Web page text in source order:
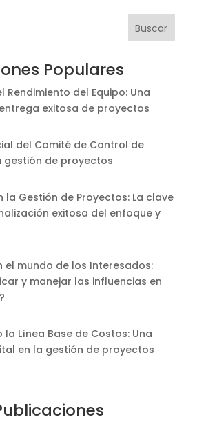
Buscar
Populares
Rendimiento del Equipo: Una
exitosa de proyectos
del Comité de Control de
gestión de proyectos
la Gestión de Proyectos: La clave
exitosa del enfoque y
el mundo de los Interesados:
y manejar las influencias en
Línea Base de Costos: Una
en la gestión de proyectos